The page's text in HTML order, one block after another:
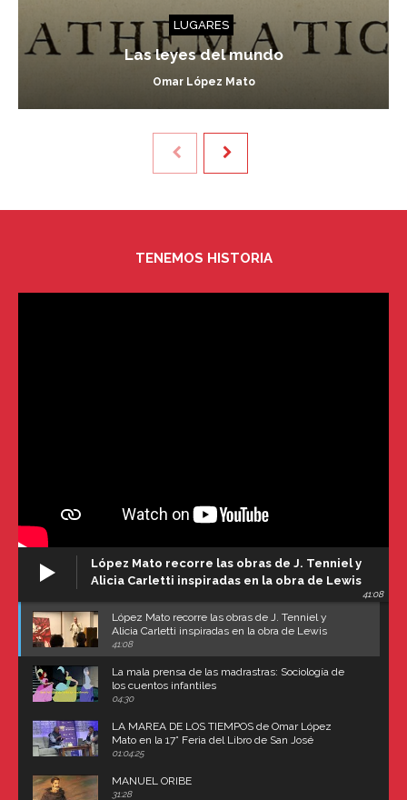
LUGARES
Las leyes del mundo
Omar López Mato
TENEMOS HISTORIA
López Mato recorre las obras de J. Tenniel y
Alicia Carletti inspiradas en la obra de Lewis
41:08
López Mato recorre las obras de J. Tenniel y
Alicia Carletti inspiradas en la obra de Lewis
Carroll
41:08
La mala prensa de las madrastras: Sociología de
los cuentos infantiles
04:30
LA MAREA DE LOS TIEMPOS de Omar López
Mato en la 17° Feria del Libro de San José
(Uruguay)
01:04:25
MANUEL ORIBE
31:28